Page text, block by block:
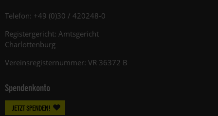
Telefon: +49 (0)30 / 420248-0
Registergericht: Amtsgericht
Charlottenburg
Vereinsregisternummer: VR 36372 B
Spendenkonto
JETZT SPENDEN!